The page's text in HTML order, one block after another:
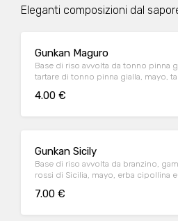
Eleganti composizioni dal
Gunkan Maguro
Base di riso avvolta da tonno pinna
tartare di tonno pinna gialla, mayo,
4.00 €
Gunkan Sicily
Base di riso avvolta da branzino,
rossi di Sicilia, mayo, erba cipollina
7.00 €